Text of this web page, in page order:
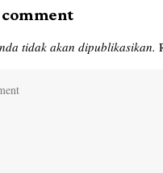
comment
tidak akan dipublikasikan.